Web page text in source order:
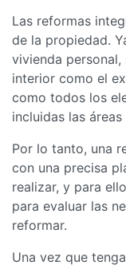
Las reformas
de la propiedad.
vivienda
interior como el
como todos los
incluidas las áreas
Por lo tanto, una
con una precisa
realizar, y para
para evaluar las
reformar.
Una vez que